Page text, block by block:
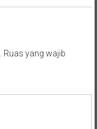
Ruas yang wajib